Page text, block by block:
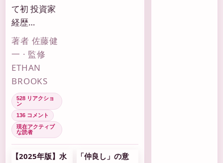
て初 投資家
経歴…
著者 佐藤健
一 · 監修
ETHAN
BROOKS
528 リアクショ
ン
136 コメント
現在アクティブ
な読者
【2025年版】水
「仲良し」の意